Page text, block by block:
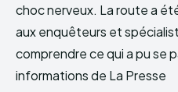
choc nerveux. La route a
aux enquêteurs et
comprendre ce qui a pu se
informations de La Presse